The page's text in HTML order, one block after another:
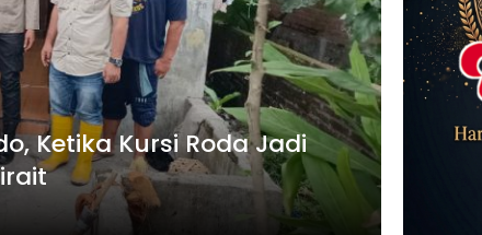
Ketika Kursi Roda Jadi